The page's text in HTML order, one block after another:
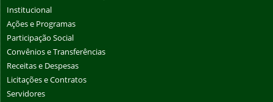
Institucional
Ações e Programas
Participação Social
Convênios e Transferências
Receitas e Despesas
Licitações e Contratos
Servidores